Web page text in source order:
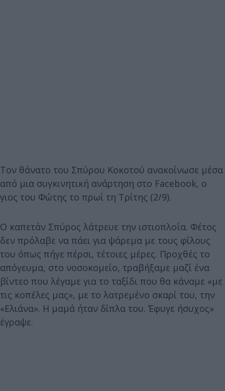
Τον θάνατο του Σπύρου Κοκοτού ανακοίνωσε μέσα
από μια συγκινητική ανάρτηση στο Facebook, ο
γιος του Φώτης το πρωί τη Τρίτης (2/9).
Ο καπετάν Σπύρος λάτρευε την ιστιοπλοΐα. Φέτος
δεν πρόλαβε να πάει για ψάρεμα με τους φίλους
του όπως πήγε πέρσι, τέτοιες μέρες. Προχθές το
απόγευμα, στο νοσοκομείο, τραβήξαμε μαζί ένα
βίντεο που λέγαμε για το ταξίδι που θα κάναμε «με
τις κοπέλες μας», με το λατρεμένο σκαρί του, την
«Ελιάνα». Η μαμά ήταν δίπλα του. Έφυγε ήσυχος»
έγραψε.